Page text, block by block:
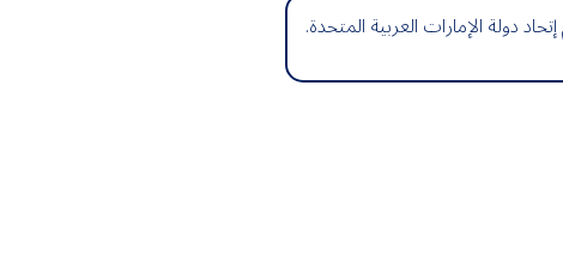
دولة الإمارات العربية المتحدة.